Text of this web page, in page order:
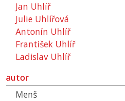
Jan Uhlíř
Julie Uhlířová
Antonín Uhlíř
František Uhlíř
Ladislav Uhlíř
autor
Menš